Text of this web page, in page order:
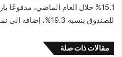
15.1% خلال العام الماضي، مدفوعًا
للصندوق بنسبة 19.3%، إضافة إلى نمو فئات الأصول الأخرى.
مقالات ذات صلة